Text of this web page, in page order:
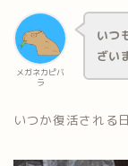
メガネカピバ
ラ
いつ
ざい
いつか復活される